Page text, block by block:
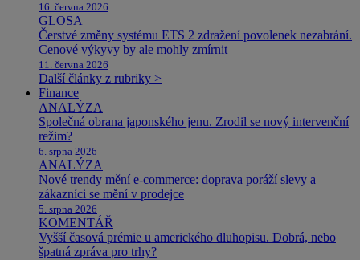
16. června 2026
GLOSA
Čerstvé změny systému ETS 2 zdražení povolenek nezabrání.
Cenové výkyvy by ale mohly zmírnit
11. června 2026
Další články z rubriky >
Finance
ANALÝZA
Společná obrana japonského jenu. Zrodil se nový intervenční
režim?
6. srpna 2026
ANALÝZA
Nové trendy mění e-commerce: doprava poráží slevy a
zákazníci se mění v prodejce
5. srpna 2026
KOMENTÁŘ
Vyšší časová prémie u amerického dluhopisu. Dobrá, nebo
špatná zpráva pro trhy?